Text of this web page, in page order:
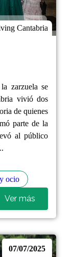
Cantabria
zarzuela se
vivió dos
de quienes
parte de la
al público
ocio
Ver más
07/07/2025